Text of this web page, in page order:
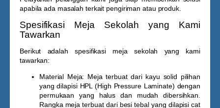
apabila ada masalah terkait pengiriman atau produk.
Spesifikasi Meja Sekolah yang Kami
Tawarkan
Berikut adalah spesifikasi meja sekolah yang kami
tawarkan:
Material Meja: Meja terbuat dari kayu solid pilihan
yang dilapisi HPL (High Pressure Laminate) dengan
permukaan yang halus dan mudah dibersihkan.
Rangka meja terbuat dari besi tebal yang dilapisi cat